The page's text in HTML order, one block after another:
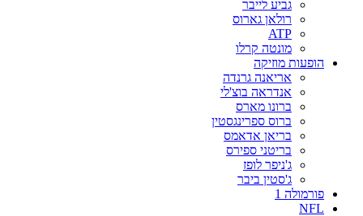
גביע לייבר
רולאן גארוס
ATP
מונטה קרלו
הופעות מוזיקה
אריאנה גרנדה
אנדראה בוצ'לי
ברונו מארס
ברוס ספרינגסטין
בריאן אדאמס
בריטני ספירס
ג'ניפר לופז
ג'סטין ביבר
פורמולה 1
NFL